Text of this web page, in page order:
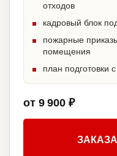
отходов
кадровый блок
пожарные
помещения
план подготовки
от 9 900 ₽